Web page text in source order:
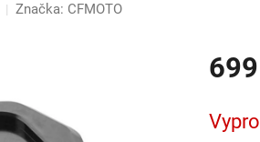
Značka: CFMOTO
cena: